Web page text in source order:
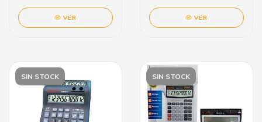
VER VER
SIN STOCK SIN STOCK